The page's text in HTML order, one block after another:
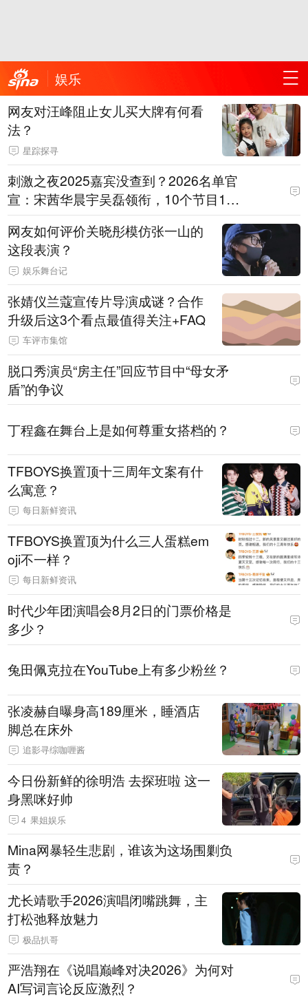
娱乐
网友对汪峰阻止女儿买大牌有何看
法？
星踪探寻
刺激之夜2025嘉宾没查到？2026名单官
宣：宋茜华晨宇吴磊领衔，10个节目10
0余款皮肤返场全解析
网友如何评价关晓彤模仿张一山的
这段表演？
娱乐舞台记
张婧仪兰蔻宣传片导演成谜？合作
升级后这3个看点最值得关注+FAQ
车评市集馆
脱口秀演员“房主任”回应节目中“母女矛
盾”的争议
丁程鑫在舞台上是如何尊重女搭档的？
TFBOYS换置顶十三周年文案有什
么寓意？
每日新鲜资讯
TFBOYS换置顶为什么三人蛋糕em
oji不一样？
每日新鲜资讯
时代少年团演唱会8月2日的门票价格是
多少？
兔田佩克拉在YouTube上有多少粉丝？
张凌赫自曝身高189厘米，睡酒店
脚总在床外
追影寻综咖喱酱
今日份新鲜的徐明浩 去探班啦 这一
身黑咪好帅
4 果姐娱乐
Mina网暴轻生悲剧，谁该为这场围剿负
责？
尤长靖歌手2026演唱闭嘴跳舞，主
打松弛释放魅力
极品扒哥
严浩翔在《说唱巅峰对决2026》为何对
AI写词言论反应激烈？